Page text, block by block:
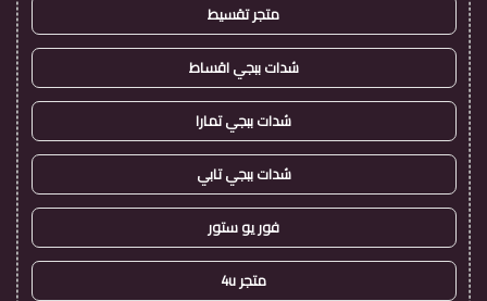
متجر تقسيط
شدات ببجي اقساط
شدات ببجي تمارا
شدات ببجي تابي
فور يو ستور
متجر 4u